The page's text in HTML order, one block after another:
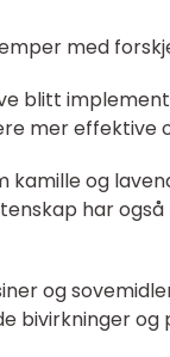
med
blitt
mer effektive
kamille og
har
og
bivirkninger